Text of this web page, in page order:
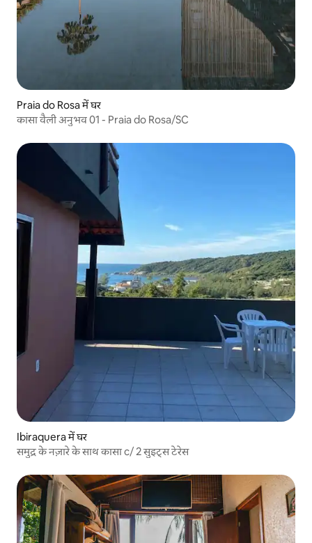
Praia do Rosa में घर
कासा वैली अनुभव 01 - Praia do Rosa/SC
Ibiraquera में घर
समुद्र के नज़ारे के साथ कासा c/ 2 सुइट्स टेरेस